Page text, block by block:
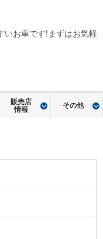
いお車です!まずはお気軽
販売店
情報 その他